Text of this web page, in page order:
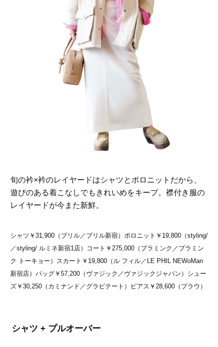
旬の衿×衿のレイヤードはシャツとポロニットだから、
遊びのある着こなしでもきれいめをキープ。襟付き服の
レイヤードが今また新鮮。
シャツ￥31,900（ブリル／ブリル新宿）ポロニット￥19,800（styling/
／styling/ ルミネ新宿1店）コート￥275,000（ブラミンク／ブラミン
ク トーキョー）スカート￥19,800（ル フィル／LE PHIL NEWoMan
新宿店）バッグ￥57,200（ヴァジック／ヴァジックジャパン）シュー
ズ￥30,250（カミナンド／グラビテート）ピアス￥28,600（プラウ）
シャツ + プルオーバー